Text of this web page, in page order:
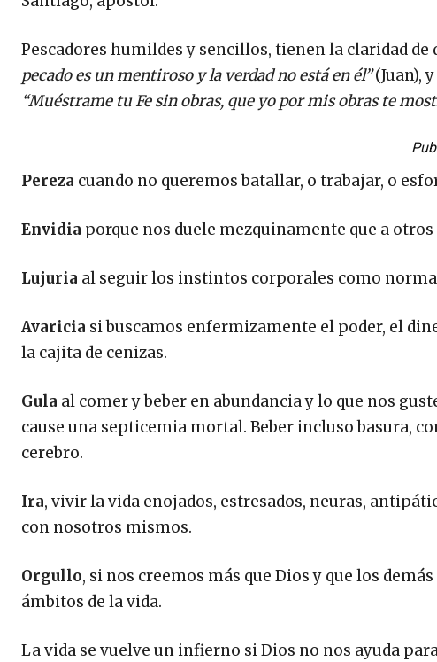
Pescadores humildes y sencillos, tienen la claridad de
pecado es un mentiroso y la verdad no está en él”(Juan),
“Muéstrame tu Fe sin obras, que yo por mis obras te
Pereza cuando no queremos batallar, o trabajar, o
Envidia porque nos duele mezquinamente que a
Lujuria al seguir los instintos corporales como norma
Avaricia si buscamos enfermizamente el poder, el
la cajita de cenizas.
Gula al comer y beber en abundancia y lo que nos
cause una septicemia mortal. Beber incluso basura,
cerebro.
Ira, vivir la vida enojados, estresados, neuras,
con nosotros mismos.
Orgullo, si nos creemos más que Dios y que los
ámbitos de la vida.
La vida se vuelve un infierno si Dios no nos ayuda